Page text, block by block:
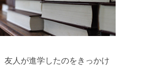
友人が進学したのをきっかけ